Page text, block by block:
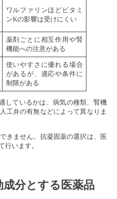
ワルファリンほどビタミ
ンKの影響は受けにくい
薬剤ごとに相互作用や腎
機能への注意がある
使いやすさに優れる場合
があるが、適応や条件に
制限がある
しているかは、病気の種類、腎機
工弁の有無などによって異なりま
きません。抗凝固薬の選択は、医
行います。
分とする医薬品